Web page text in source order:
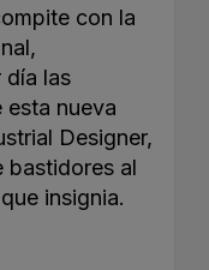
con la
día las
nueva
Designer,
bastidores al
insignia.